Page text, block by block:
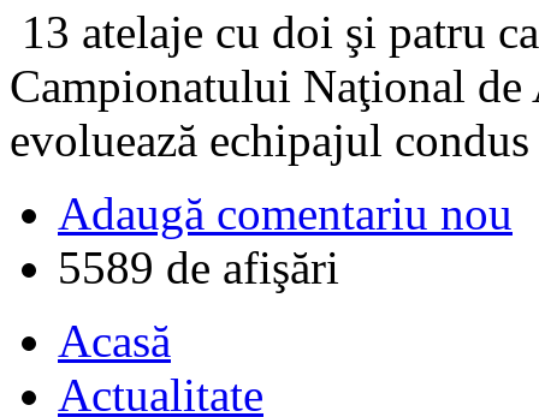
13 atelaje cu doi şi patru
Campionatului Naţional
evoluează echipajul
Adaugă comentariu nou
5589 de afişări
Acasă
Actualitate